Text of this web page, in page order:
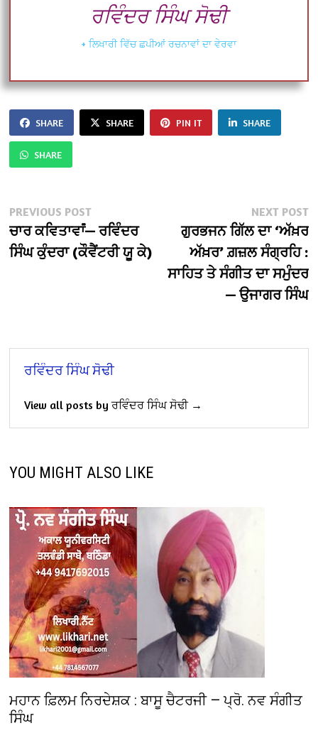
ਰਵਿੰਦਰ ਸਿੰਘ ਸੋਢੀ
+ ਲਿਖਾਰੀ ਵਿੱਚ ਛਪੀਆਂ ਰਚਨਾਵਾਂ ਦਾ ਵੇਰਵਾ
SHARE SHARE PIN IT SHARE
SHARE
Post
navigation
PREVIOUS POSTPrevious
post:
ਚਾਰ ਕਵਿਤਾਵਾਂਂ— ਰਵਿੰਦਰ
ਸਿੰਘ ਕੁੰਦਰਾ (ਕੌਵੈਂਟਰੀ ਯੂ ਕੇ)
NEXT POST
ਗੁਰਭਜਨ ਗਿੱਲ ਦਾ ‘ਅੱਖ਼ਰ
ਅੱਖ਼ਰ’ ਗ਼ਜ਼ਲ ਸੰਗ੍ਰਹਿ :
ਸਾਹਿਤ ਤੇ ਸੰਗੀਤ ਦਾ ਸਮੁੰਦਰ
— ਉਜਾਗਰ ਸਿੰਘ
ਰਵਿੰਦਰ ਸਿੰਘ ਸੋਢੀ
View all posts by ਰਵਿੰਦਰ ਸਿੰਘ ਸੋਢੀ →
YOU MIGHT ALSO LIKE
ਮਹਾਨ ਫ਼ਿਲਮ ਨਿਰਦੇਸ਼ਕ : ਬਾਸੂ ਚੈਟਰਜੀ — ਪ੍ਰੋ. ਨਵ ਸੰਗੀਤ
ਸਿੰਘ